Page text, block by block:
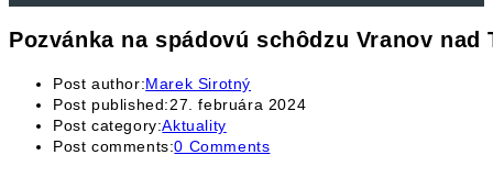
Pozvánka na spádovú schôdzu Vranov
Post author:Marek Sirotný
Post published:27. februára 2024
Post category:Aktuality
Post comments:0 Comments